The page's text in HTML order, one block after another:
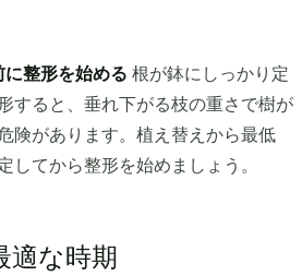
整形を始める 根が鉢にしっかり定
すると、垂れ下がる枝の重さで樹が
険があります。植え替えから最低
してから整形を始めましょう。
適な時期